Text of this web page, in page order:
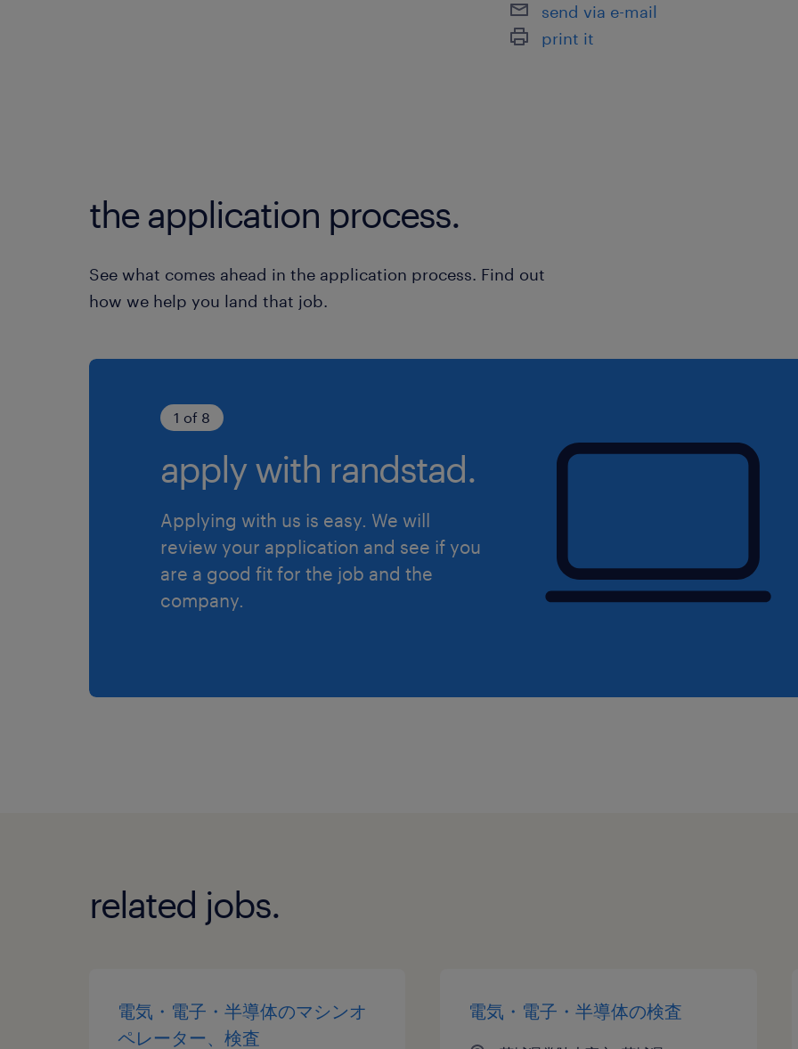
send via e-mail
print it
the application process.
See what comes ahead in the application process. Find out
how we help you land that job.
1 of 8
apply with randstad.
Applying with us is easy. We will
review your application and see if you
are a good fit for the job and the
company.
related jobs.
電気・電子・半導体のマシンオ
ペレーター、検査
電気・電子・半導体の検査